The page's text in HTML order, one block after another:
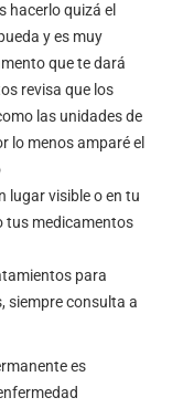
hacerlo quizá el
y es muy
que te dará
revisa que los
las unidades de
lo menos amparé el
lugar visible o en tu
tus medicamentos
para
siempre consulta a
es